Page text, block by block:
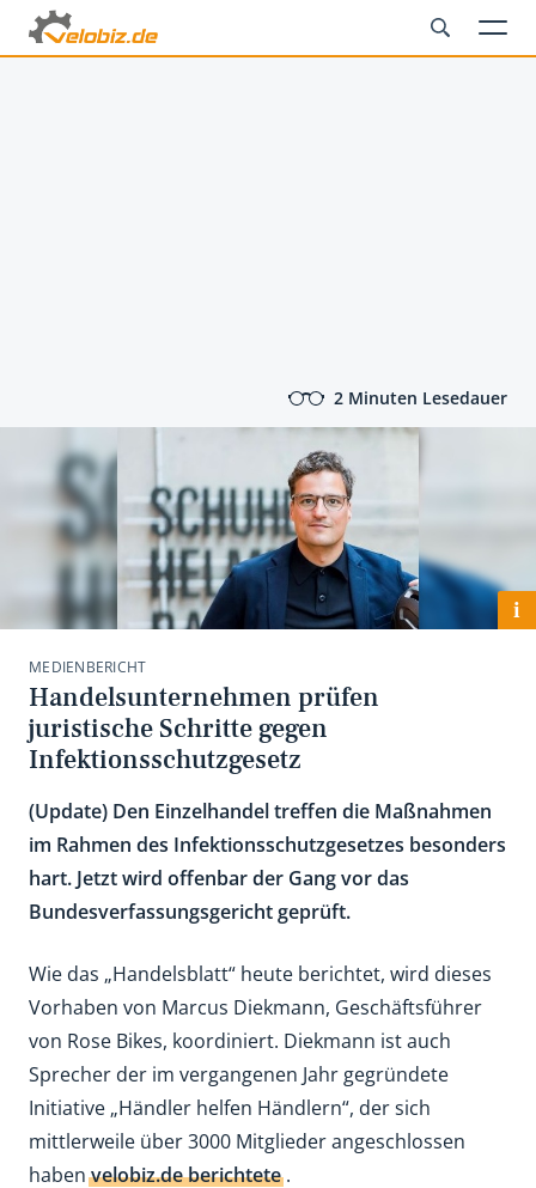
2 Minuten Lesedauer
i
MEDIENBERICHT
Handelsunternehmen prüfen
juristische Schritte gegen
Infektionsschutzgesetz
(Update) Den Einzelhandel treffen die Maßnahmen
im Rahmen des Infektionsschutzgesetzes besonders
hart. Jetzt wird offenbar der Gang vor das
Bundesverfassungsgericht geprüft.
Wie das „Handelsblatt“ heute berichtet, wird dieses
Vorhaben von Marcus Diekmann, Geschäftsführer
von Rose Bikes, koordiniert. Diekmann ist auch
Sprecher der im vergangenen Jahr gegründete
Initiative „Händler helfen Händlern“, der sich
mittlerweile über 3000 Mitglieder angeschlossen
habenvelobiz.de berichtete.